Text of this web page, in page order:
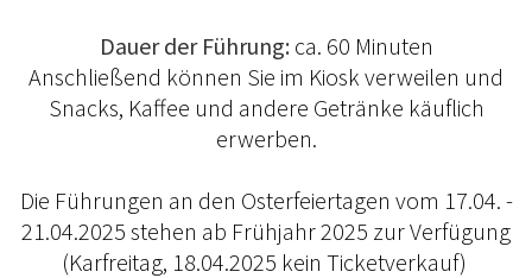
Dauer der Führung:ca. 60 Minuten
Anschließend können Sie im Kiosk verweilen und
Snacks, Kaffee und andere Getränke käuflich
erwerben.
Die Führungen an den Osterfeiertagen vom 17.04. -
21.04.2025 stehen ab Frühjahr 2025 zur Verfügung
(Karfreitag, 18.04.2025 kein Ticketverkauf)